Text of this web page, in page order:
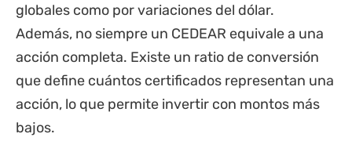
globales como por variaciones del dólar.
Además, no siempre un CEDEAR equivale a una
acción completa. Existe un ratio de conversión
que define cuántos certificados representan una
acción, lo que permite invertir con montos más
bajos.